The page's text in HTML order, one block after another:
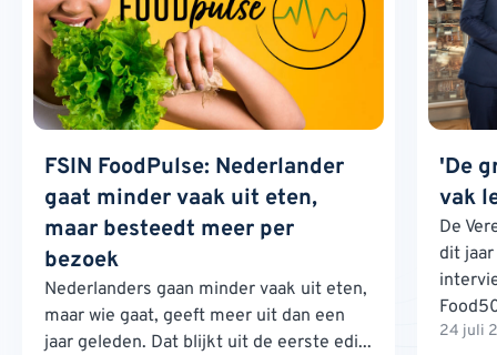
FSIN FoodPulse: Nederlander
gaat minder vaak uit eten,
maar besteedt meer per
bezoek
Nederlanders gaan minder vaak uit eten,
maar wie gaat, geeft meer uit dan een
jaar geleden. Dat blijkt uit de eerste edi...
'De
vak
De
dit
24 juli